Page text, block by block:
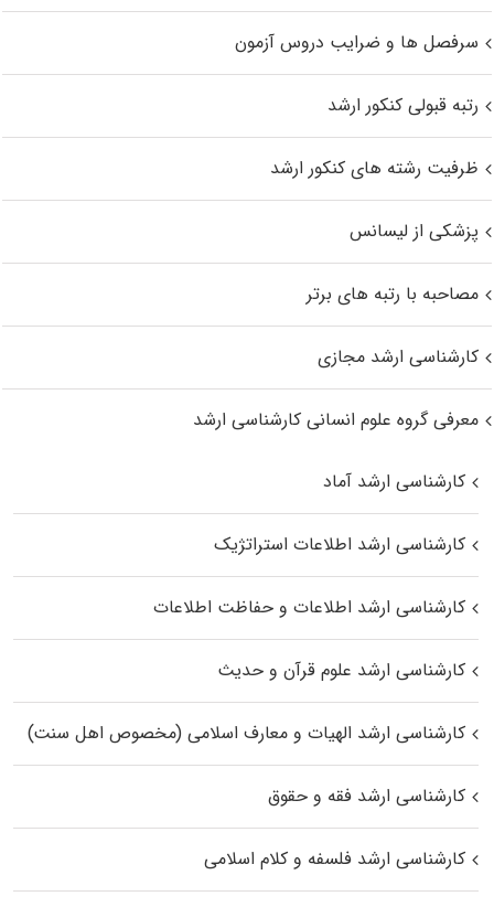
سرفصل ها و ضرایب دروس آزمون
رتبه قبولی کنکور ارشد
ظرفیت رشته های کنکور ارشد
پزشکی از لیسانس
مصاحبه با رتبه های برتر
کارشناسی ارشد مجازی
معرفی گروه علوم انسانی کارشناسی ارشد
کارشناسی ارشد آماد
کارشناسی ارشد اطلاعات استراتژیک
کارشناسی ارشد اطلاعات و حفاظت اطلاعات
کارشناسی ارشد علوم قرآن و حدیث
کارشناسی ارشد الهیات و معارف اسلامی (مخصوص اهل سنت)
کارشناسی ارشد فقه و حقوق
کارشناسی ارشد فلسفه و کلام اسلامی